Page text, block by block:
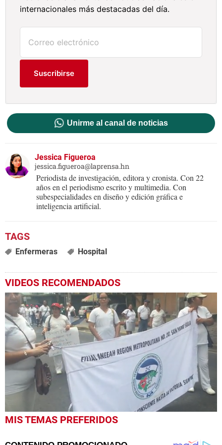
internacionales más destacadas del día.
Suscribirse
Unirme al canal de noticias
Jessica Figueroa
jessica.figueroa@laprensa.hn
Periodista de investigación, editora y cronista. Con 22
años en el periodismo escrito y multimedia. Con
subespecialidades en diseño y edición gráfica e
inteligencia artificial.
Enfermeras Hospital
VIDEOS RECOMENDADOS
0
seconds
MIS TEMAS PREFERIDOS